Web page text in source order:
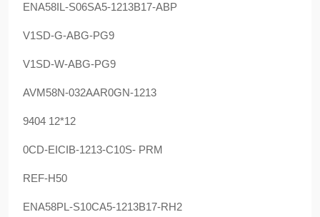
ENA58IL-S06SA5-1213B17-ABP
V1SD-G-ABG-PG9
V1SD-W-ABG-PG9
AVM58N-032AAR0GN-1213
9404 12*12
0CD-EICIB-1213-C10S- PRM
REF-H50
ENA58PL-S10CA5-1213B17-RH2